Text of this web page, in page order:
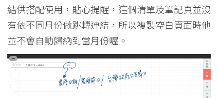
結供搭配使用，貼心提醒，這個清單及筆記頁並沒
有依不同月份做跳轉連結，所以複製空白頁面時他
並不會自動歸納到當月份喔。